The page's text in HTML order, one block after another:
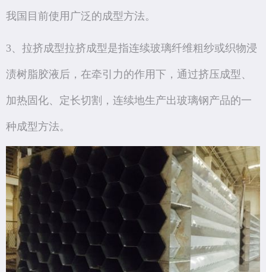
我国目前使用广泛的成型方法。
3、拉挤成型拉挤成型是指连续玻璃纤维粗纱或织物浸
渍树脂胶液后，在牵引力的作用下，通过挤压成型、
加热固化、定长切割，连续地生产出玻璃钢产品的一
种成型方法。